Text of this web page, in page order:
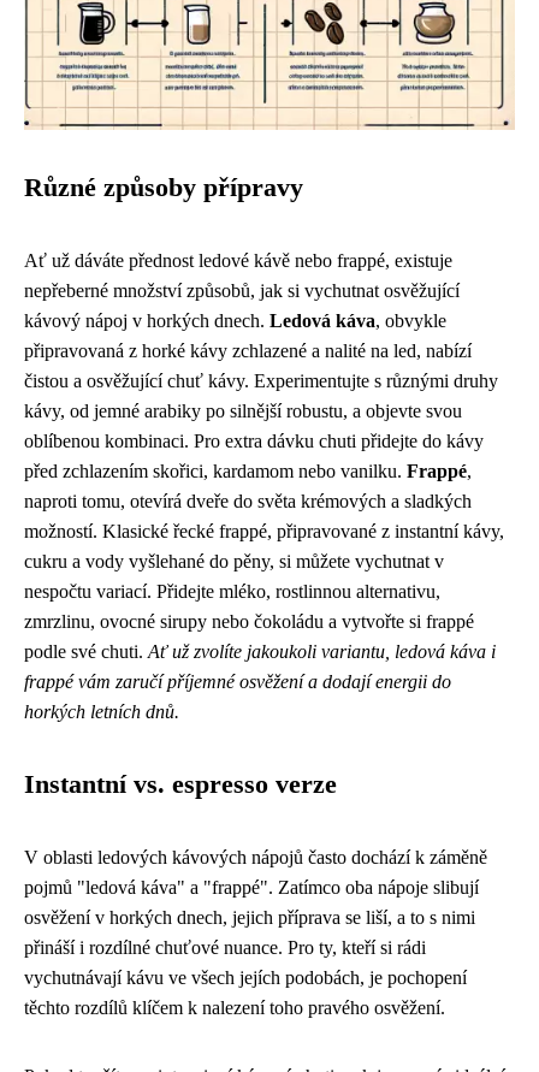
Různé způsoby přípravy
Ať už dáváte přednost ledové kávě nebo frappé, existuje
nepřeberné množství způsobů, jak si vychutnat osvěžující
kávový nápoj v horkých dnech. Ledová káva, obvykle
připravovaná z horké kávy zchlazené a nalité na led, nabízí
čistou a osvěžující chuť kávy. Experimentujte s různými druhy
kávy, od jemné arabiky po silnější robustu, a objevte svou
oblíbenou kombinaci. Pro extra dávku chuti přidejte do kávy
před zchlazením skořici, kardamom nebo vanilku. Frappé,
naproti tomu, otevírá dveře do světa krémových a sladkých
možností. Klasické řecké frappé, připravované z instantní kávy,
cukru a vody vyšlehané do pěny, si můžete vychutnat v
nespočtu variací. Přidejte mléko, rostlinnou alternativu,
zmrzlinu, ovocné sirupy nebo čokoládu a vytvořte si frappé
podle své chuti. Ať už zvolíte jakoukoli variantu, ledová káva i
frappé vám zaručí příjemné osvěžení a dodají energii do
horkých letních dnů.
Instantní vs. espresso verze
V oblasti ledových kávových nápojů často dochází k záměně
pojmů "ledová káva" a "frappé". Zatímco oba nápoje slibují
osvěžení v horkých dnech, jejich příprava se liší, a to s nimi
přináší i rozdílné chuťové nuance. Pro ty, kteří si rádi
vychutnávají kávu ve všech jejích podobách, je pochopení
těchto rozdílů klíčem k nalezení toho pravého osvěžení.